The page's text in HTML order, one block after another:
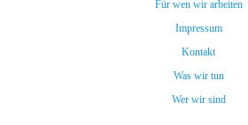
Für wen wir arbeiten
Impressum
Kontakt
Was wir tun
Wer wir sind